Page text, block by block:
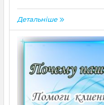
Не хочеш довго
вивантаженням
файл
Детальніше